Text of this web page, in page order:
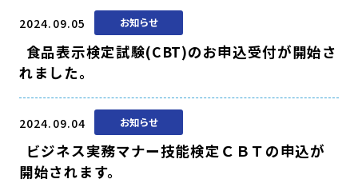
2024.09.05 お知らせ
食品表示検定試験(CBT)のお申込受付が開始さ
れました。
2024.09.04 お知らせ
ビジネス実務マナー技能検定ＣＢＴの申込が
開始されます。